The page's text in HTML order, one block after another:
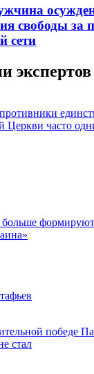
свободы за
сети
экспертов
Церкви часто
победе
стал